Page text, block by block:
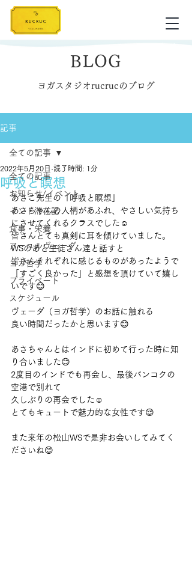
BLOG
ヨガスタジオrucrucのブログ
記事
全ての記事
お知らせ/イベント
インド滞在記
食事・栄養
アーユルヴェーダ
ヨガ哲学
プライベート
スケジュール
全ての記事
呼吸と瞑想
2022年5月20日 読了時間: 1分
あさこ先生の「呼吸と瞑想」
あさちゃんの人柄があふれ、やさしい気持ち
にさせてくれるクラスでした☺️
皆さんとても真剣に耳を傾けていました。
WSのあと生徒さん達と話すと
皆さんそれぞれに感じるものがあったようで
「すごく良かった」と感想を頂けていて嬉し
いです😊
ヴェーダ（ヨガ哲学）のお話に触れる
良い時間だったかと思います😊
あさちゃんとはインドに初めて行った時に知
り合いました😊
2度目のインドでも再会し、最後バンコクの
空港で別れて
久しぶりの再会でした☺️
とてもキュートで魅力的な女性です😌
また来年の松山WSで是非お会いしてみてく
ださいね😊